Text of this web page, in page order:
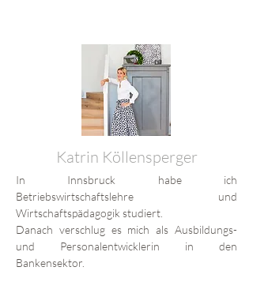
Katrin Köllensperger
In Innsbruck habe ich
Betriebswirtschaftslehre und
Wirtschaftspädagogik studiert.
Danach verschlug es mich als Ausbildungs-
und Personalentwicklerin in den
Bankensektor.